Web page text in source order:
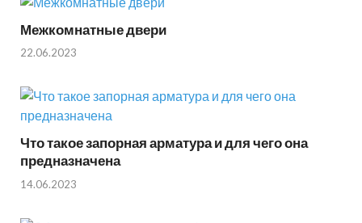
Межкомнатные двери
22.06.2023
Что такое запорная арматура и для чего она
предназначена
14.06.2023